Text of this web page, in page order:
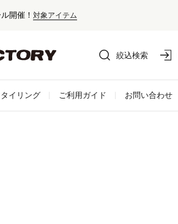
開催！ 対象アイテム
絞込検索
イリング ご利用ガイド お問い合わせ